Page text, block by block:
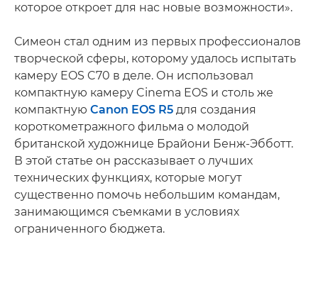
которое откроет для нас новые возможности».
Симеон стал одним из первых профессионалов
творческой сферы, которому удалось испытать
камеру EOS C70 в деле. Он использовал
компактную камеру Cinema EOS и столь же
компактную Canon EOS R5 для создания
короткометражного фильма о молодой
британской художнице Брайони Бенж-Эбботт.
В этой статье он рассказывает о лучших
технических функциях, которые могут
существенно помочь небольшим командам,
занимающимся съемками в условиях
ограниченного бюджета.